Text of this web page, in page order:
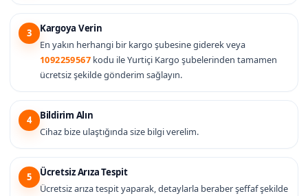
3
Kargoya Verin
En yakın herhangi bir kargo şubesine giderek veya
1092259567 kodu ile Yurtiçi Kargo şubelerinden tamamen
ücretsiz şekilde gönderim sağlayın.
4
Bildirim Alın
Cihaz bize ulaştığında size bilgi verelim.
5
Ücretsiz Arıza Tespit
Ücretsiz arıza tespit yaparak, detaylarla beraber şeffaf şekilde